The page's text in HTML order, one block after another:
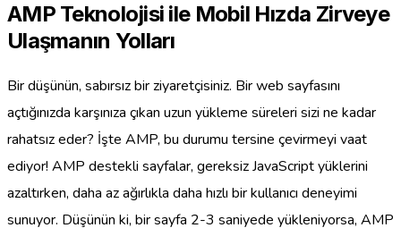
AMP Teknolojisi ile Mobil Hızda Zirveye
Ulaşmanın Yolları
Bir düşünün, sabırsız bir ziyaretçisiniz. Bir web sayfasını
açtığınızda karşınıza çıkan uzun yükleme süreleri sizi ne kadar
rahatsız eder? İşte AMP, bu durumu tersine çevirmeyi vaat
ediyor! AMP destekli sayfalar, gereksiz JavaScript yüklerini
azaltırken, daha az ağırlıkla daha hızlı bir kullanıcı deneyimi
sunuyor. Düşünün ki, bir sayfa 2-3 saniyede yükleniyorsa, AMP